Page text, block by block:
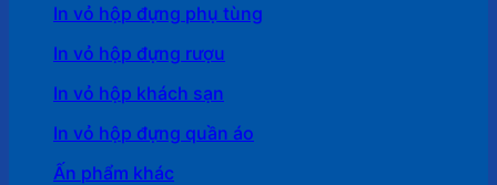
In vỏ hộp đựng phụ tùng
In vỏ hộp đựng rượu
In vỏ hộp khách sạn
In vỏ hộp đựng quần áo
Ấn phẩm khác